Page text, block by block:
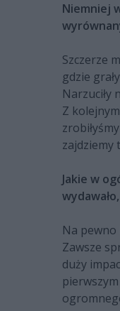
Niemniej
Szczerze
gdzie
Narzuciły
Z
zajdziemy
Jakie w
Na pewno
Zawsze
duży